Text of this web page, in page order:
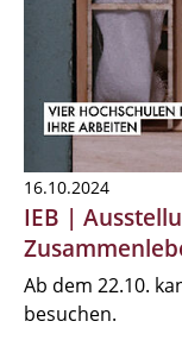
16.10.2024
IEB |
Ab dem 22.10.
besuchen.